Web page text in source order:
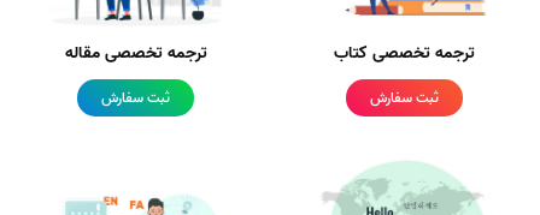
ترجمه تخصصی کتاب
ثبت سفارش
ترجمه تخصصی مقاله
ثبت سفارش